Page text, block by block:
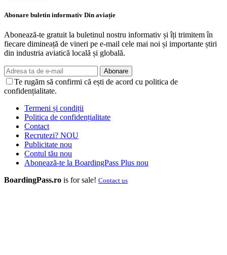
Abonare buletin informativ Din aviație
Abonează-te gratuit la buletinul nostru informativ și îți trimitem în
fiecare dimineață de vineri pe e-mail cele mai noi și importante știri
din industria aviatică locală și globală.
Abonare
Te rugăm să confirmi că ești de acord cu politica de
confidențialitate.
Termeni și condiții
Politica de confidențialitate
Contact
Recrutezi? NOU
Publicitate nou
Contul tău nou
Abonează-te la BoardingPass Plus nou
BoardingPass.ro is for sale! Contact us